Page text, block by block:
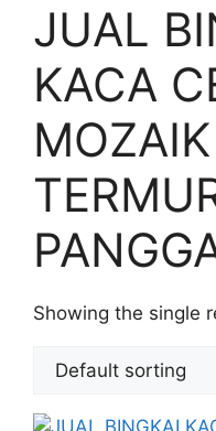
JUAL
KACA
MOZAIK
Showing the single